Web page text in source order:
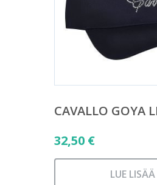
CAVALLO GOYA
32,50 €
LUE